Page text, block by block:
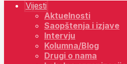
Vijesti
Aktuelnosti
Saopštenja i izjave
Intervju
Kolumna/Blog
Drugi o nama